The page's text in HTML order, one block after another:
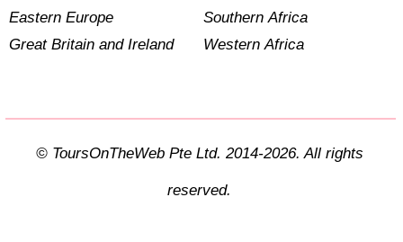
Eastern Europe
Great Britain and Ireland
Southern Africa
Western Africa
© ToursOnTheWeb Pte Ltd. 2014-2026. All rights
reserved.